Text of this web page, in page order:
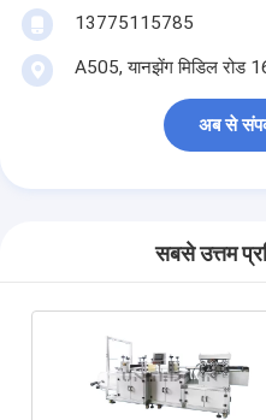
13775115785
A505, यानझेंग मिडिल रोड
अब से
सबसे उत्तम